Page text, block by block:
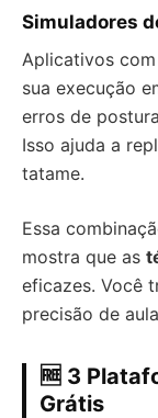
Simuladores
Aplicativos
sua execução
erros de
Isso ajuda a
tatame.
Essa
mostra que as
eficazes. Você
precisão de
🆓 3
Grátis